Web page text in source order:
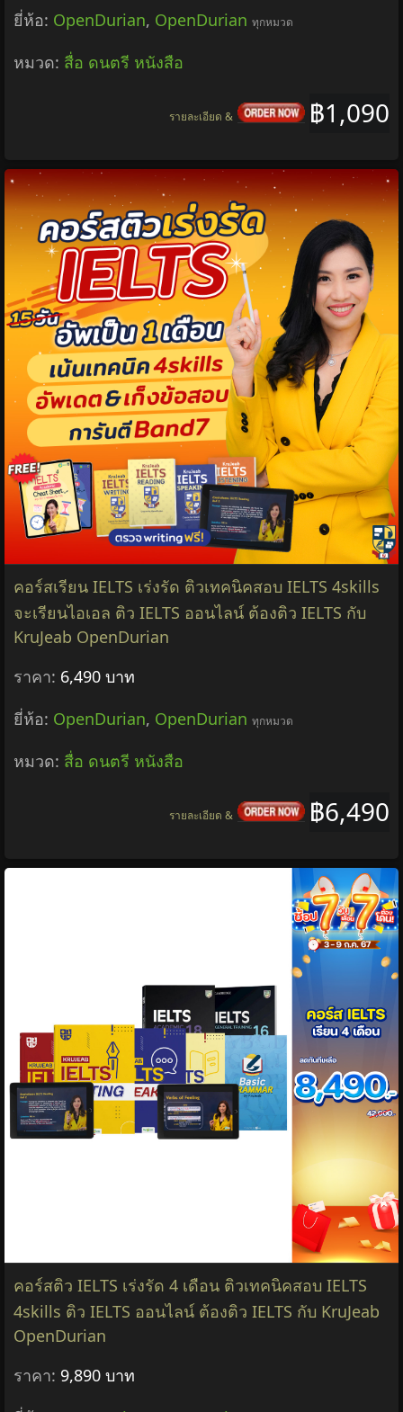
ยี่ห้อ: OpenDurian, OpenDurian ทุกหมวด
หมวด: สื่อ ดนตรี หนังสือ
฿1,090
รายละเอียด &
คอร์สเรียน IELTS เร่งรัด ติวเทคนิคสอบ IELTS 4skills
จะเรียนไอเอล ติว IELTS ออนไลน์ ต้องติว IELTS กับ
KruJeab OpenDurian
ราคา: 6,490 บาท
ยี่ห้อ: OpenDurian, OpenDurian ทุกหมวด
หมวด: สื่อ ดนตรี หนังสือ
฿6,490
รายละเอียด &
คอร์สติว IELTS เร่งรัด 4 เดือน ติวเทคนิคสอบ IELTS
4skills ติว IELTS ออนไลน์ ต้องติว IELTS กับ KruJeab
OpenDurian
ราคา: 9,890 บาท